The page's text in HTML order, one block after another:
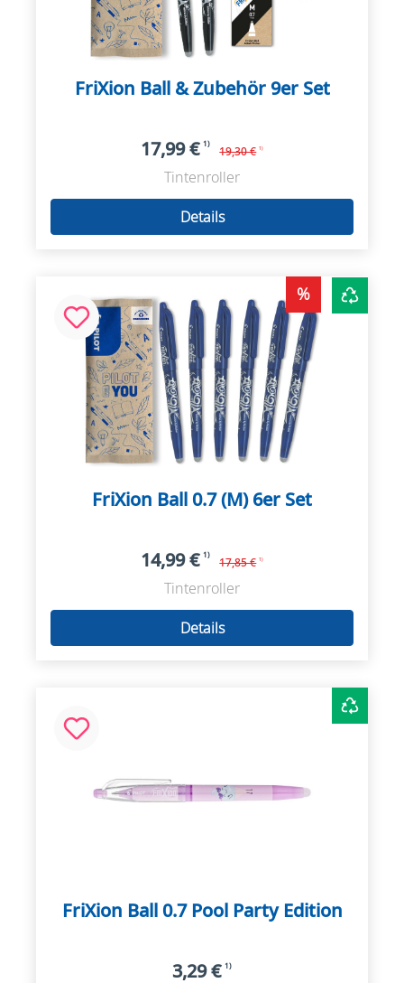
FriXion Ball & Zubehör 9er Set
17,99 € 1)
19,30 € 1)
Tintenroller
Details
%
FriXion Ball 0.7 (M) 6er Set
14,99 € 1)
17,85 € 1)
Tintenroller
Details
FriXion Ball 0.7 Pool Party Edition
3,29 € 1)